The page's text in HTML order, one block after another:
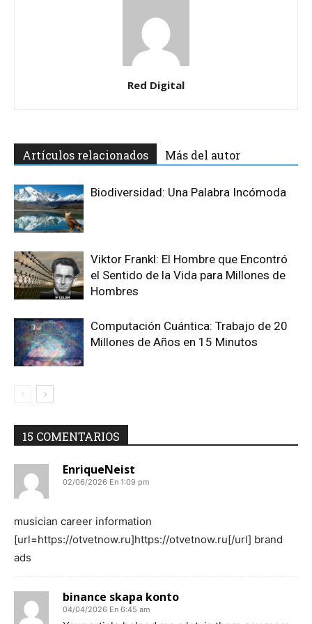
Red Digital
Artículos relacionados Más del autor
Biodiversidad: Una Palabra Incómoda
Viktor Frankl: El Hombre que Encontró
el Sentido de la Vida para Millones de
Hombres
Computación Cuántica: Trabajo de 20
Millones de Años en 15 Minutos
15 COMENTARIOS
EnriqueNeist
02/06/2026 En 1:09 pm
musician career information
[url=https://otvetnow.ru]https://otvetnow.ru[/url] brand
ads
binance skapa konto
04/04/2026 En 6:45 am